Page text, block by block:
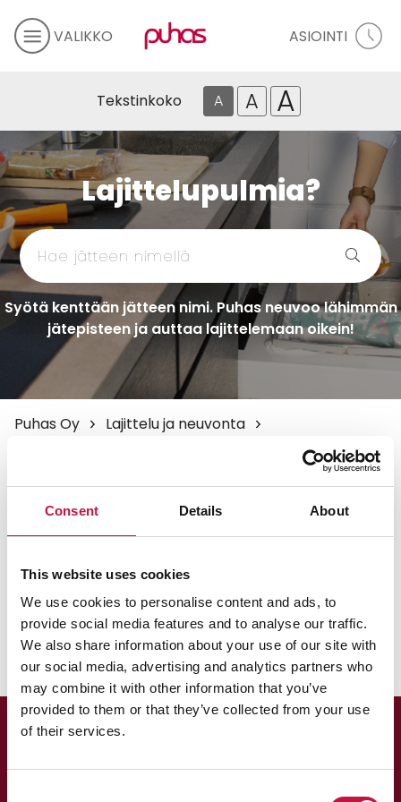
Consent Details About
This website uses cookies
We use cookies to personalise content and ads, to
provide social media features and to analyse our traffic.
We also share information about your use of our site with
our social media, advertising and analytics partners who
may combine it with other information that you’ve
provided to them or that they’ve collected from your use
of their services.
VALIKKO ASIOINTI
Tekstinkoko A A A
Lajittelupulmia?
Syötä kenttään jätteen nimi. Puhas neuvoo lähimmän
jätepisteen ja auttaa lajittelemaan oikein!
Puhas Oy
Lajittelu ja neuvonta
Pussinsulkijat
Lajittele metallilankaa sisältävä pussinsulkija
pussinsulkija muovipakkauksiin.